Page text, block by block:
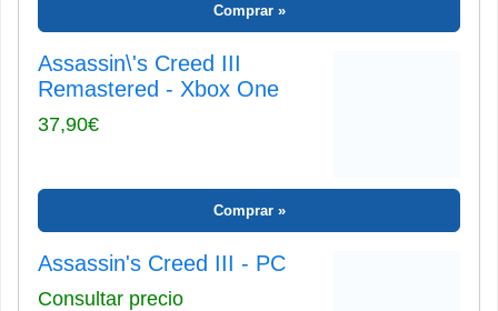
Comprar
Assassin\'s Creed III
Remastered - Xbox One
37,90€
Comprar
Assassin's Creed III - PC
Consultar precio